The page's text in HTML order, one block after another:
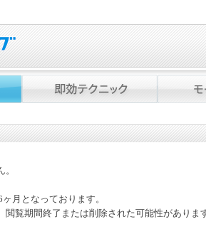
月となっております。
閲覧期間終了または削除された可能性がありま